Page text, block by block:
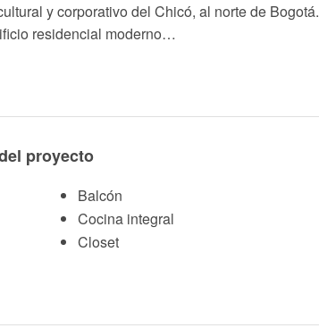
y corporativo del Chicó, al norte de Bogotá.
residencial moderno…
proyecto
Balcón
Cocina integral
Closet